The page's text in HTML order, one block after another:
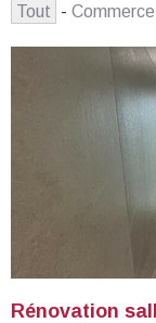
Tout - Commerce
Rénovation